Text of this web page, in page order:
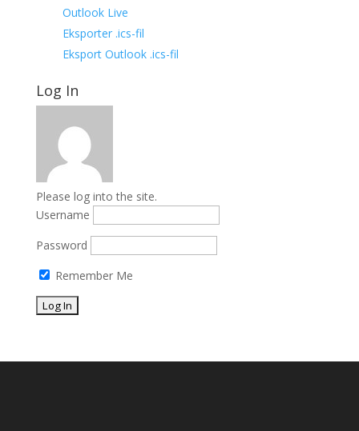
Outlook Live
Eksporter .ics-fil
Eksport Outlook .ics-fil
Log In
Please log into the site.
Username
Password
Remember Me